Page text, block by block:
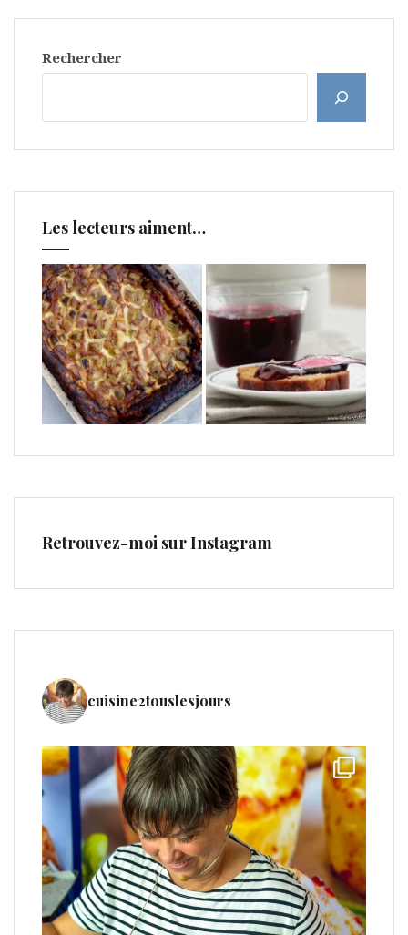
Rechercher
Les lecteurs aiment…
Retrouvez-moi sur Instagram
cuisine2touslesjours